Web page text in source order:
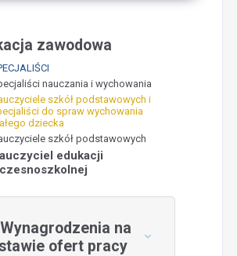
zawodowa
nauczania i wychowania
szkół podstawowych i
do spraw wychowania
dziecka
szkół podstawowych
edukacji
na
ofert pracy